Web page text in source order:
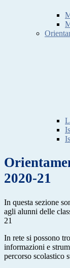
2020-21
In questa sezione
agli alunni delle
21
In rete si possono
informazioni e
percorso scolastico